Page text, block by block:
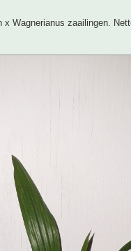
Wagnerianus zaailingen.